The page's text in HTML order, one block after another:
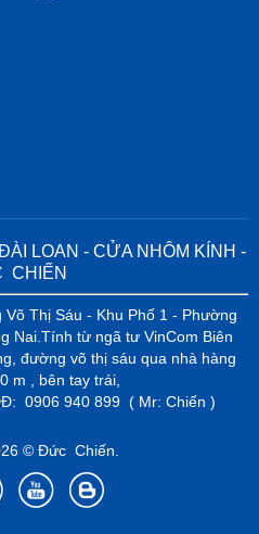
LOAN - CỬA NHÔM KÍNH -
CHIẾN
Thị Sáu - Khu Phố 1 - Phường
Nai.Tính từ ngã tư VinCom Biên
đường võ thị sáu qua nhà hàng
m , bên tay trái,
0906 940 899 ( Mr: Chiến )
© Đức Chiến.